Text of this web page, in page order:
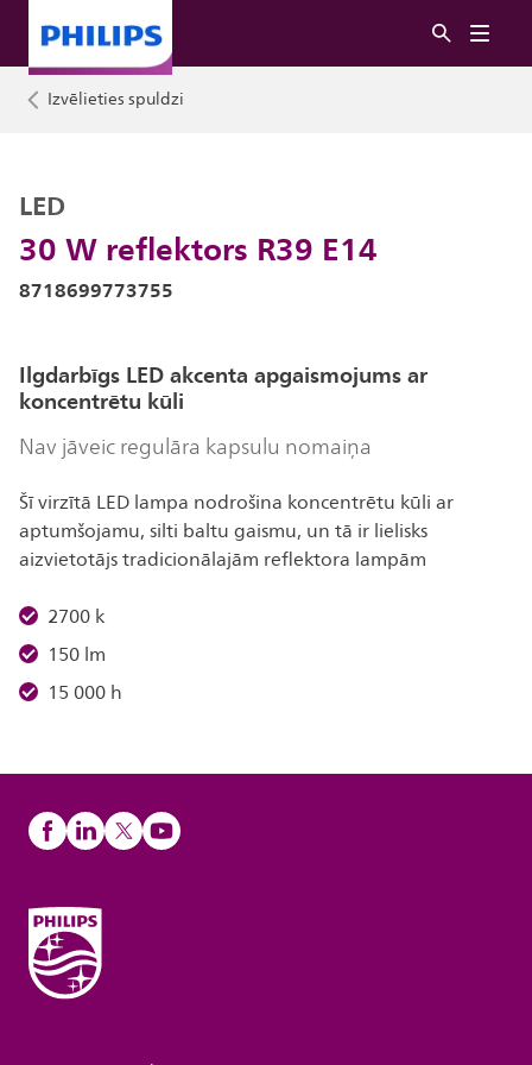
Izvēlieties spuldzi
30 W reflektors R39 E14
LED
8718699773755
Ilgdarbīgs LED akcenta apgaismojums ar
koncentrētu kūli
Nav jāveic regulāra kapsulu nomaiņa
Šī virzītā LED lampa nodrošina koncentrētu kūli ar
aptumšojamu, silti baltu gaismu, un tā ir lielisks
aizvietotājs tradicionālajām reflektora lampām
2700 k
150 lm
15 000 h